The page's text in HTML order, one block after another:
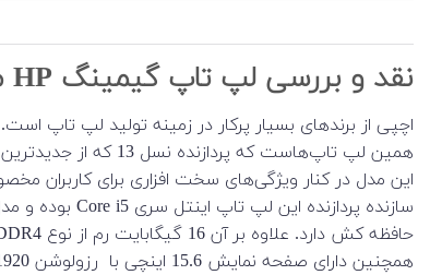
نقد و بررسی لپ تاپ گیمینگ HP مدل Victus 15-fa1 13500h 4050
همین لپ تاپ‌هاست
این مدل در کنار ویژگی‌های سخت افزاری برای کاربران
حافظه کش دارد. علاوه بر آن 16 گیگابایت رم از نوع DDR4 برای آن در نظر گرفته شده است. حافظه داخلی آن 512 گیگابایت از نوع SSD است.
همچنین دارای صفحه نمایش 15.6 اینچی با رزولوشن 1920 در 1080 است، در کنار طراحی تمیزی که می تواند با هر محیطی ترکیب شود.